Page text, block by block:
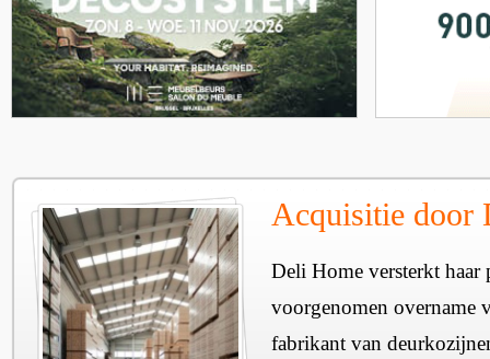
Acquisitie door
Deli Home versterkt haar
voorgenomen overname
fabrikant van